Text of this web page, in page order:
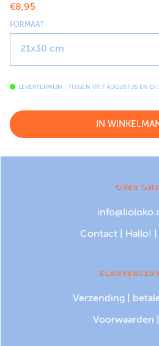
€8,95
FORMAAT
LEVERTERMIJN · TUSSEN VR 7 AUGUSTUS EN DI
IN
OVER ONS
Contact Hallo!
Verzending
Voorwaarden